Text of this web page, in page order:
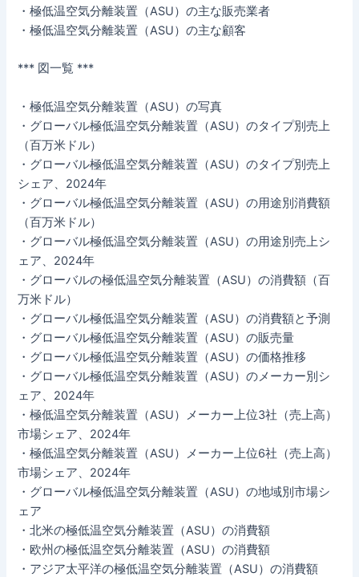
・極低温空気分離装置（ASU）の主な販売業者
・極低温空気分離装置（ASU）の主な顧客
*** 図一覧 ***
・極低温空気分離装置（ASU）の写真
・グローバル極低温空気分離装置（ASU）のタイプ別売上
（百万米ドル）
・グローバル極低温空気分離装置（ASU）のタイプ別売上
シェア、2024年
・グローバル極低温空気分離装置（ASU）の用途別消費額
（百万米ドル）
・グローバル極低温空気分離装置（ASU）の用途別売上シ
ェア、2024年
・グローバルの極低温空気分離装置（ASU）の消費額（百
万米ドル）
・グローバル極低温空気分離装置（ASU）の消費額と予測
・グローバル極低温空気分離装置（ASU）の販売量
・グローバル極低温空気分離装置（ASU）の価格推移
・グローバル極低温空気分離装置（ASU）のメーカー別シ
ェア、2024年
・極低温空気分離装置（ASU）メーカー上位3社（売上高）
市場シェア、2024年
・極低温空気分離装置（ASU）メーカー上位6社（売上高）
市場シェア、2024年
・グローバル極低温空気分離装置（ASU）の地域別市場シ
ェア
・北米の極低温空気分離装置（ASU）の消費額
・欧州の極低温空気分離装置（ASU）の消費額
・アジア太平洋の極低温空気分離装置（ASU）の消費額